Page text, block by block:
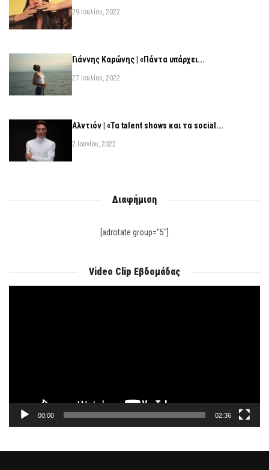
29 Ιουλίου, 2022
Γιάννης Καρώνης | «Πάντα υπάρχει...
27 Ιουλίου, 2022
Αλντιόν | «Τα talent shows και τα social...
2 Ιουνίου, 2022
Διαφήμιση
[adrotate group="5"]
Video Clip Εβδομάδας
00:00 02:36